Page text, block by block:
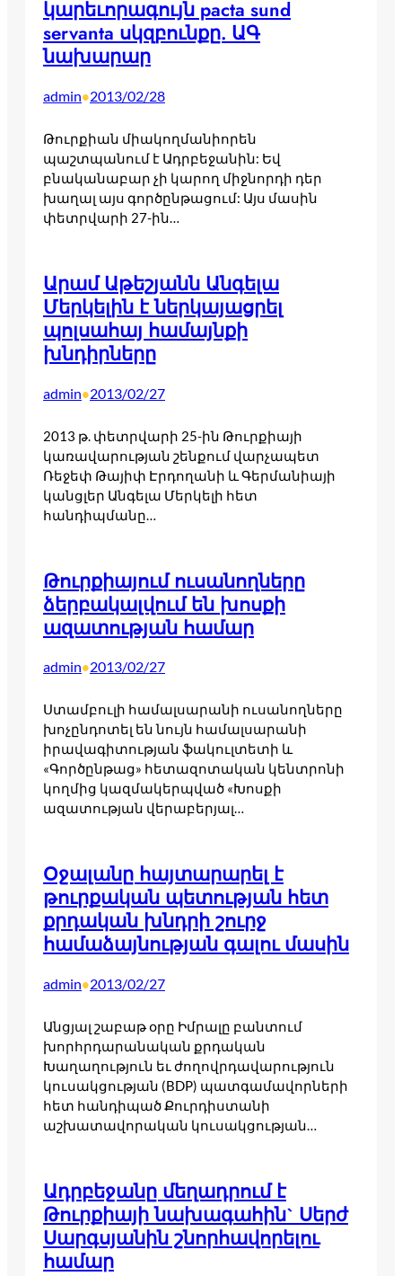
կարեւորագույն pacta sund
servanta սկզբունքը. ԱԳ
նախարար
admin•2013/02/28
Թուրքիան միակողմանիորեն
պաշտպանում է Ադրբեջանին: Եվ
բնականաբար չի կարող միջնորդի դեր
խաղալ այս գործընթացում: Այս մասին
փետրվարի 27-ին…
Արամ Աթեշյանն Անգելա
Մերկելին է ներկայացրել
պոլսահայ համայնքի
խնդիրները
admin•2013/02/27
2013 թ. փետրվարի 25-ին Թուրքիայի
կառավարության շենքում վարչապետ
Ռեջեփ Թայիփ Էրդողանի և Գերմանիայի
կանցլեր Անգելա Մերկելի հետ
հանդիպմանը…
Թուրքիայում ուսանողները
ձերբակալվում են խոսքի
ազատության համար
admin•2013/02/27
Ստամբուլի համալսարանի ուսանողները
խոչընդոտել են նույն համալսարանի
իրավագիտության ֆակուլտետի և
«Գործընթաց» հետազոտական կենտրոնի
կողմից կազմակերպված «Խոսքի
ազատության վերաբերյալ…
Օջալանը հայտարարել է
թուրքական պետության հետ
քրդական խնդրի շուրջ
համաձայնության գալու մասին
admin•2013/02/27
Անցյալ շաբաթ օրը Իմրալը բանտում
խորհրդարանական քրդական
Խաղաղություն եւ ժողովրդավարություն
կուսակցության (BDP) պատգամավորների
հետ հանդիպած Քուրդիստանի
աշխատավորական կուսակցության…
Ադրբեջանը մեղադրում է
Թուրքիայի նախագահին` Սերժ
Սարգսյանին շնորհավորելու
համար